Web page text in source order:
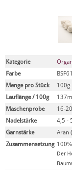
Kategorie
Farbe
Menge pro Stück
100g
Lauflänge / 100g
137m
Maschenprobe
16-
Nadelstärke
4,5 -
Garnstärke
Aran
Zusammensetzung
Der